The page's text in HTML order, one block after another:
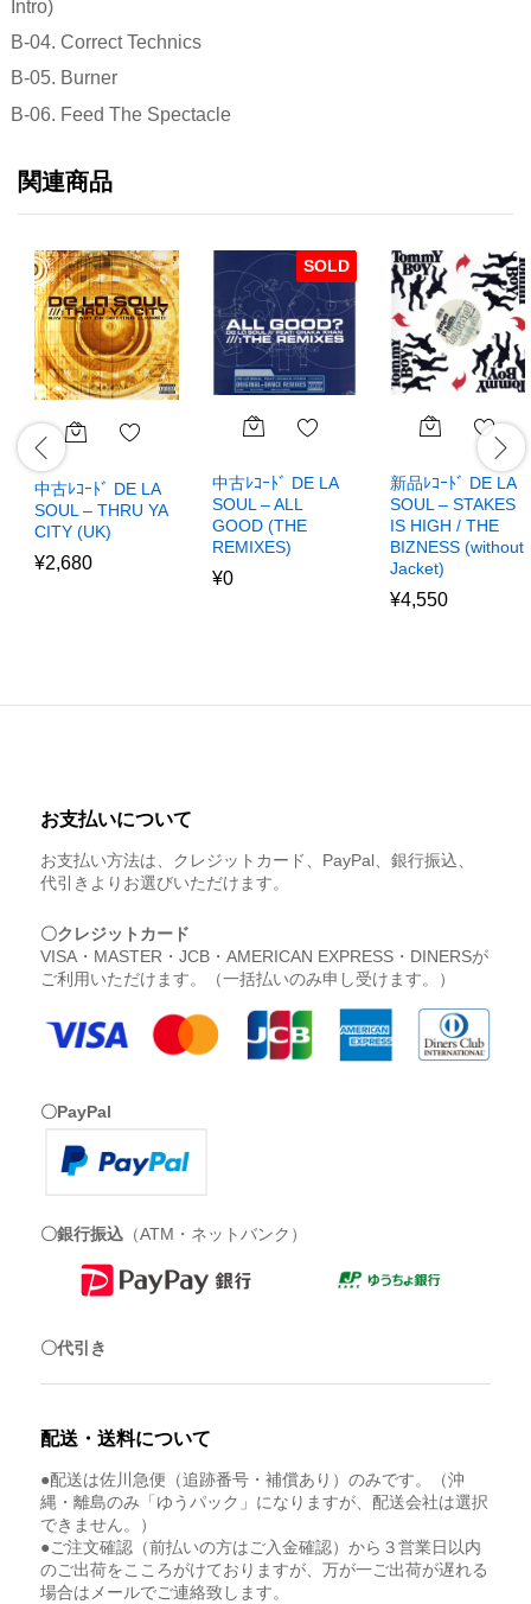
Intro)
B-04. Correct Technics
B-05. Burner
B-06. Feed The Spectacle
関連商品
中古ﾚｺｰﾄﾞ DE LA
SOUL – THRU YA
CITY (UK)
¥2,680
SOLD
中古ﾚｺｰﾄﾞ DE LA
SOUL – ALL
GOOD (THE
REMIXES)
¥0
新品ﾚｺｰﾄﾞ DE LA
SOUL – STAKES
IS HIGH / THE
BIZNESS (without
Jacket)
¥4,550
お支払いについて
お支払い方法は、クレジットカード、PayPal、銀行振込、
代引きよりお選びいただけます。
〇クレジットカード
VISA・MASTER・JCB・AMERICAN EXPRESS・DINERSが
ご利用いただけます。（一括払いのみ申し受けます。）
〇PayPal
〇銀行振込 （ATM・ネットバンク）
〇代引き
配送・送料について
●配送は佐川急便（追跡番号・補償あり）のみです。（沖
縄・離島のみ「ゆうパック」になりますが、配送会社は選択
できません。）
●ご注文確認（前払いの方はご入金確認）から３営業日以内
のご出荷をこころがけておりますが、万が一ご出荷が遅れる
場合はメールでご連絡致します。